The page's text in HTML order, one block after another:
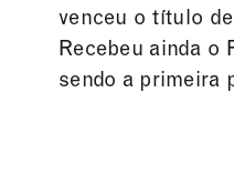
venceu o título
Recebeu ainda o
sendo a primeira